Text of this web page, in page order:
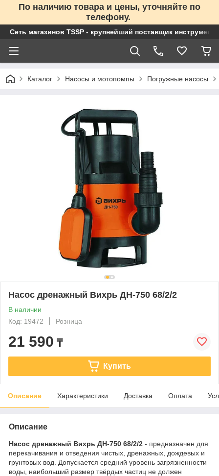
По наличию товара и цены, уточняйте по
телефону.
Сеть магазинов TSSP - крупнейший поставщик
Каталог Насосы и мотопомпы Погружные насосы
Насос дренажный Вихрь ДН-750 68/2/2
В наличии
Код: 19472
Розница
21 590 ₸
Купить
Описание Характеристики Доставка Оплата
Описание
Насос дренажный Вихрь ДН-750 68/2/2 - предназначен для
перекачивания и отведения чистых, дренажных, дождевых и
грунтовых вод. Допускается средний уровень загрязненности
воды, наибольший размер твёрдых частиц не должен